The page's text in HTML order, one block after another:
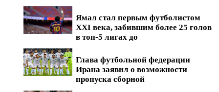
Ямал стал первым футболистом
XXI века, забившим более 25 голов
в топ-5 лигах до
Глава футбольной федерации
Ирана заявил о возможности
пропуска сборной